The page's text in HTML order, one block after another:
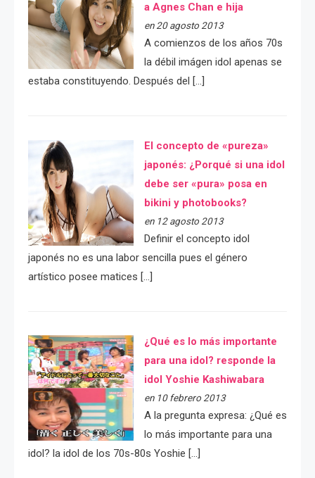
a Agnes Chan e hija
en 20 agosto 2013
A comienzos de los años 70s
la débil imágen idol apenas se
estaba constituyendo. Después del […]
El concepto de «pureza»
japonés: ¿Porqué si una idol
debe ser «pura» posa en
bikini y photobooks?
en 12 agosto 2013
Definir el concepto idol
japonés no es una labor sencilla pues el género
artístico posee matices […]
¿Qué es lo más importante
para una idol? responde la
idol Yoshie Kashiwabara
en 10 febrero 2013
A la pregunta expresa: ¿Qué es
lo más importante para una
idol? la idol de los 70s-80s Yoshie […]